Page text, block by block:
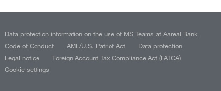
Data protection information on the use of MS Teams at Aareal Bank
Code of Conduct
AML/U.S. Patriot Act
Data protection
Legal notice
Foreign Account Tax Compliance Act (FATCA)
Cookie settings